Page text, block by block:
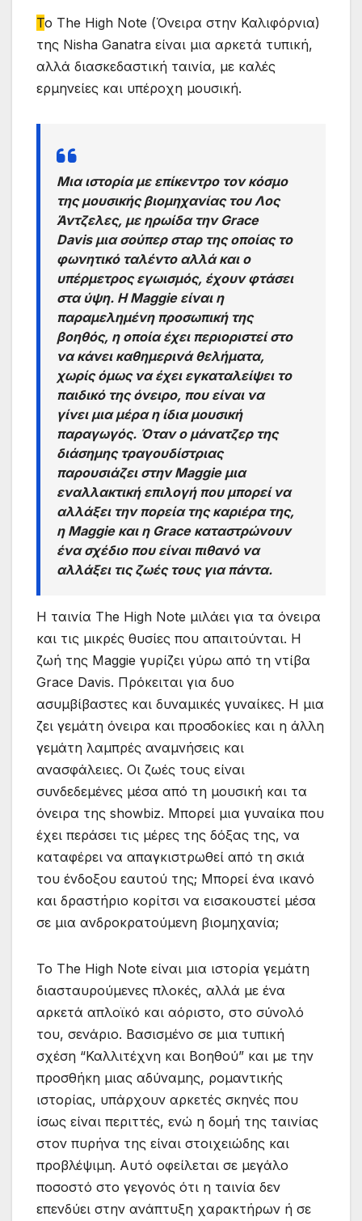
Το The High Note (Όνειρα στην Καλιφόρνια)
της Nisha Ganatra είναι μια αρκετά τυπική,
αλλά διασκεδαστική ταινία, με καλές
ερμηνείες και υπέροχη μουσική.
Μια ιστορία με επίκεντρο τον κόσμο
της μουσικής βιομηχανίας του Λος
Άντζελες, με ηρωίδα την Grace
Davis μια σούπερ σταρ της οποίας το
φωνητικό ταλέντο αλλά και ο
υπέρμετρος εγωισμός, έχουν φτάσει
στα ύψη. Η Maggie είναι η
παραμελημένη προσωπική της
βοηθός, η οποία έχει περιοριστεί στο
να κάνει καθημερινά θελήματα,
χωρίς όμως να έχει εγκαταλείψει το
παιδικό της όνειρο, που είναι να
γίνει μια μέρα η ίδια μουσική
παραγωγός. Όταν ο μάνατζερ της
διάσημης τραγουδίστριας
παρουσιάζει στην Maggie μια
εναλλακτική επιλογή που μπορεί να
αλλάξει την πορεία της καριέρα της,
η Maggie και η Grace καταστρώνουν
ένα σχέδιο που είναι πιθανό να
αλλάξει τις ζωές τους για πάντα.
Η ταινία The High Note μιλάει για τα όνειρα
και τις μικρές θυσίες που απαιτούνται. Η
ζωή της Maggie γυρίζει γύρω από τη ντίβα
Grace Davis. Πρόκειται για δυο
ασυμβίβαστες και δυναμικές γυναίκες. Η μια
ζει γεμάτη όνειρα και προσδοκίες και η άλλη
γεμάτη λαμπρές αναμνήσεις και
ανασφάλειες. Οι ζωές τους είναι
συνδεδεμένες μέσα από τη μουσική και τα
όνειρα της showbiz. Μπορεί μια γυναίκα που
έχει περάσει τις μέρες της δόξας της, να
καταφέρει να απαγκιστρωθεί από τη σκιά
του ένδοξου εαυτού της; Μπορεί ένα ικανό
και δραστήριο κορίτσι να εισακουστεί μέσα
σε μια ανδροκρατούμενη βιομηχανία;
Το The High Note είναι μια ιστορία γεμάτη
διασταυρούμενες πλοκές, αλλά με ένα
αρκετά απλοϊκό και αόριστο, στο σύνολό
του, σενάριο. Βασισμένο σε μια τυπική
σχέση “Καλλιτέχνη και Βοηθού” και με την
προσθήκη μιας αδύναμης, ρομαντικής
ιστορίας, υπάρχουν αρκετές σκηνές που
ίσως είναι περιττές, ενώ η δομή της ταινίας
στον πυρήνα της είναι στοιχειώδης και
προβλέψιμη. Αυτό οφείλεται σε μεγάλο
ποσοστό στο γεγονός ότι η ταινία δεν
επενδύει στην ανάπτυξη χαρακτήρων ή σε